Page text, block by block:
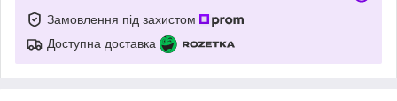
Замовлення під захистом
Доступна доставка